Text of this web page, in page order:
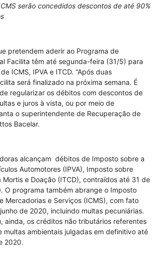
serão concedidos descontos de até 90%
pretendem aderir ao Programa de
Facilita têm até segunda-feira (31/5) para
ICMS, IPVA e ITCD. “Após duas
será finalizado na próxima semana. É
regularizar os débitos com descontos de
e juros à vista, ou por meio de
o superintendente de Recuperação de
Bacelar.
alcançam débitos de Imposto sobre a
Automotores (IPVA), Imposto sobre
Mortis e Doação (ITCD), contraídos até 31 de
O programa também abrange o Imposto
Mercadorias e Serviços (ICMS), com fato
de 2020, incluindo multas pecuniárias.
ainda, os créditos não tributários referentes
multas ambientais julgadas em definitivo até
2020.